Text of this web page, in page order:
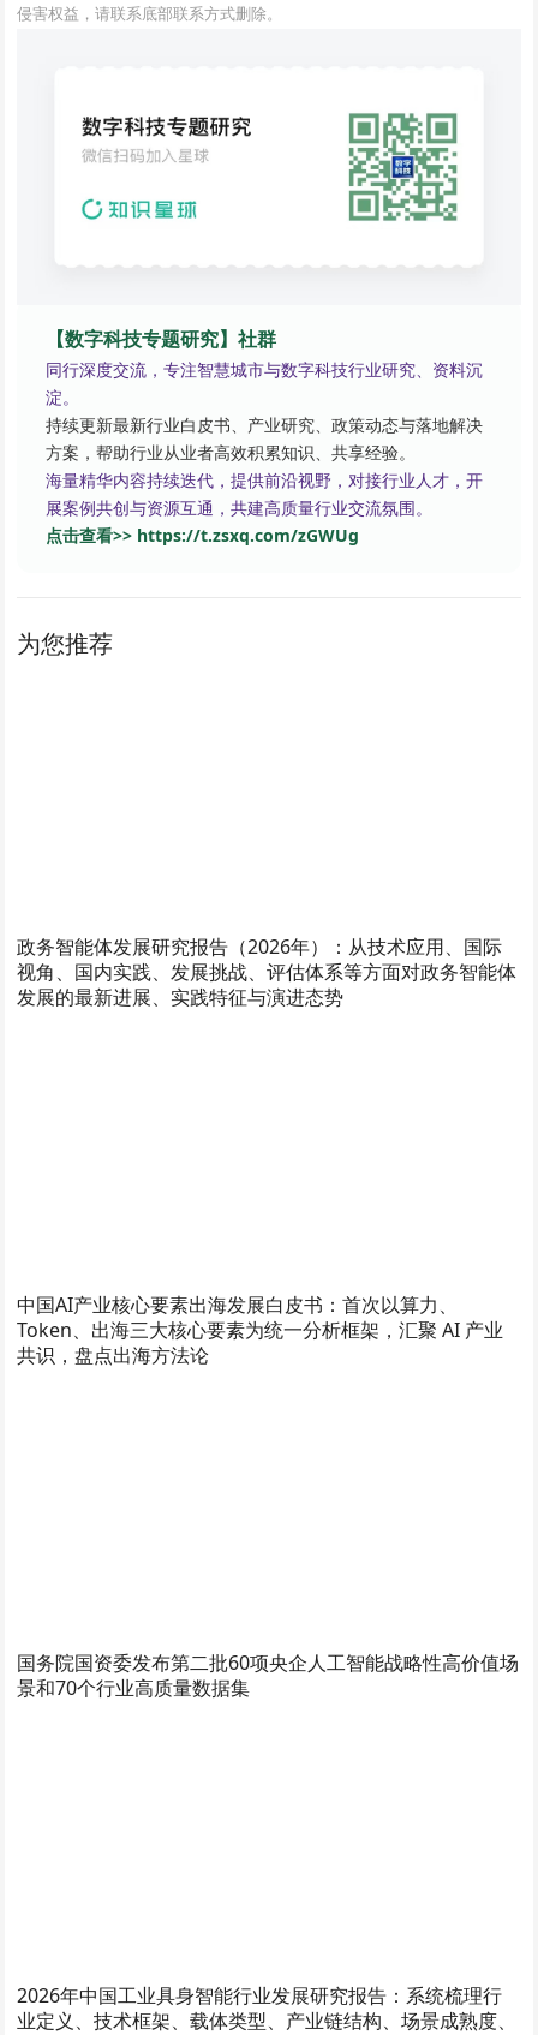
侵害权益，请联系底部联系方式删除。
【数字科技专题研究】社群
同行深度交流，专注智慧城市与数字科技行业研究、资料沉
淀。
持续更新最新行业白皮书、产业研究、政策动态与落地解决
方案，帮助行业从业者高效积累知识、共享经验。
海量精华内容持续迭代，提供前沿视野，对接行业人才，开
展案例共创与资源互通，共建高质量行业交流氛围。
点击查看>> https://t.zsxq.com/zGWUg
为您推荐
政务智能体发展研究报告（2026年）：从技术应用、国际
视角、国内实践、发展挑战、评估体系等方面对政务智能体
发展的最新进展、实践特征与演进态势
中国AI产业核心要素出海发展白皮书：首次以算力、
Token、出海三大核心要素为统一分析框架，汇聚 AI 产业
共识，盘点出海方法论
国务院国资委发布第二批60项央企人工智能战略性高价值场
景和70个行业高质量数据集
2026年中国工业具身智能行业发展研究报告：系统梳理行
业定义、技术框架、载体类型、产业链结构、场景成熟度、